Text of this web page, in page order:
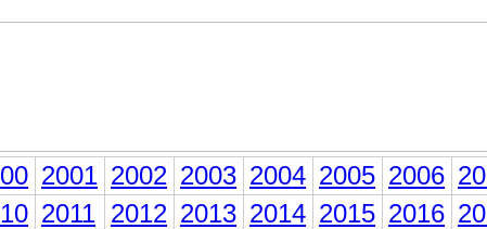
2001 2002 2003 2004 2005 2006
2011 2012 2013 2014 2015 2016